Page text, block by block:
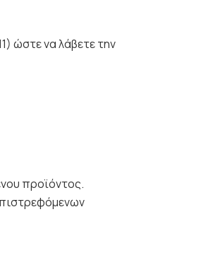
ώστε να λάβετε την
προϊόντος.